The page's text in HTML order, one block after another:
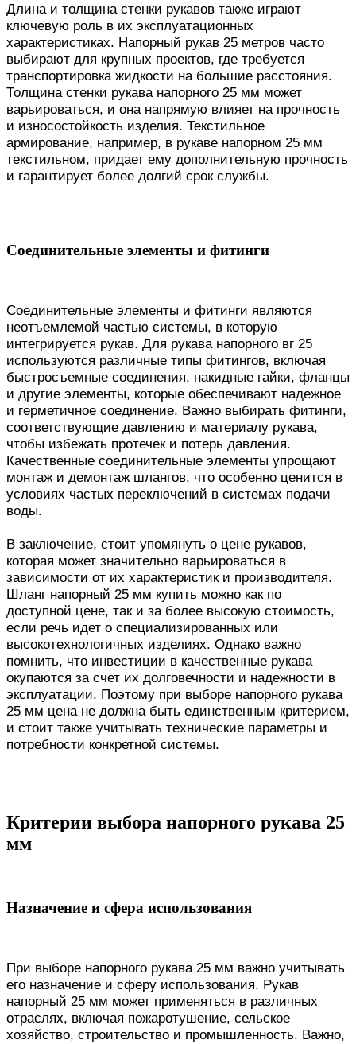
Длина и толщина стенки рукавов также играют
ключевую роль в их эксплуатационных
характеристиках. Напорный рукав 25 метров часто
выбирают для крупных проектов, где требуется
транспортировка жидкости на большие расстояния.
Толщина стенки рукава напорного 25 мм может
варьироваться, и она напрямую влияет на прочность
и износостойкость изделия. Текстильное
армирование, например, в рукаве напорном 25 мм
текстильном, придает ему дополнительную прочность
и гарантирует более долгий срок службы.
Соединительные элементы и фитинги
Соединительные элементы и фитинги являются
неотъемлемой частью системы, в которую
интегрируется рукав. Для рукава напорного вг 25
используются различные типы фитингов, включая
быстросъемные соединения, накидные гайки, фланцы
и другие элементы, которые обеспечивают надежное
и герметичное соединение. Важно выбирать фитинги,
соответствующие давлению и материалу рукава,
чтобы избежать протечек и потерь давления.
Качественные соединительные элементы упрощают
монтаж и демонтаж шлангов, что особенно ценится в
условиях частых переключений в системах подачи
воды.
В заключение, стоит упомянуть о цене рукавов,
которая может значительно варьироваться в
зависимости от их характеристик и производителя.
Шланг напорный 25 мм купить можно как по
доступной цене, так и за более высокую стоимость,
если речь идет о специализированных или
высокотехнологичных изделиях. Однако важно
помнить, что инвестиции в качественные рукава
окупаются за счет их долговечности и надежности в
эксплуатации. Поэтому при выборе напорного рукава
25 мм цена не должна быть единственным критерием,
и стоит также учитывать технические параметры и
потребности конкретной системы.
Критерии выбора напорного рукава 25
мм
Назначение и сфера использования
При выборе напорного рукава 25 мм важно учитывать
его назначение и сферу использования. Рукав
напорный 25 мм может применяться в различных
отраслях, включая пожаротушение, сельское
хозяйство, строительство и промышленность. Важно,